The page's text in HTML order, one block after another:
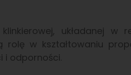
układanej w
rolę w kształtowaniu
i odporności.